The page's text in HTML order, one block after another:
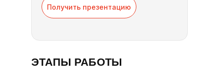
Получить презентацию
ЭТАПЫ РАБОТЫ